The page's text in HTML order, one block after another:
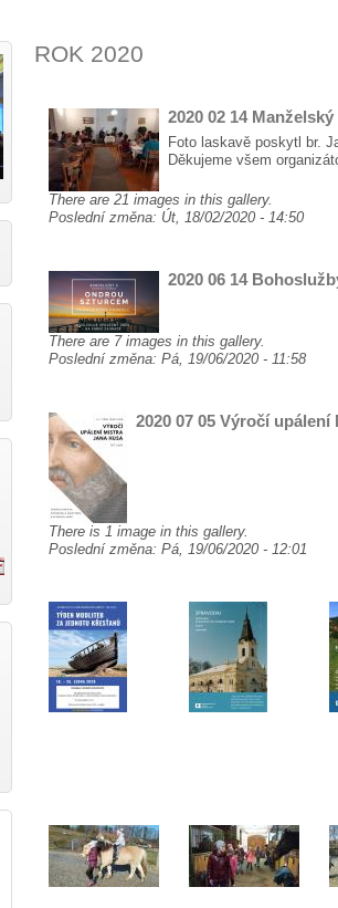
ROK 2020
2020 02 14
Foto laskavě poskytl br.
Děkujeme všem
There are 21 images in this gallery.
Poslední změna: Út, 18/02/2020 - 14:50
2020 06 14
There are 7 images in this gallery.
Poslední změna:Pá, 19/06/2020 - 11:58
2020 07 05 Výročí
There is 1 image in this gallery.
Poslední změna:Pá, 19/06/2020 - 12:01